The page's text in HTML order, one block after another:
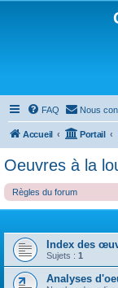
FAQ Nous
Accueil Portail
Oeuvres à la
Règles du forum
Index des
Sujets : 1
Analyses